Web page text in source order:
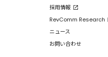
採用情報
RevComm Research
ニュース
お問い合わせ